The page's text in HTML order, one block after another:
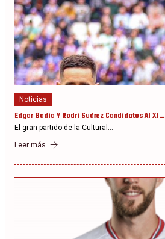
Noticias
Edgar Badia Y Rodri Suárez Candidatos Al XI…
El gran partido de la Cultural…
Leer más